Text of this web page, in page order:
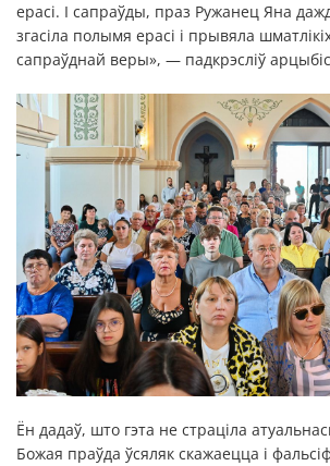
ерасі. І сапраўды, праз Ружанец Яна
згасіла полымя ерасі і прывяла
сапраўднай веры», — падкрэсліў
Ён дадаў, што гэта не страціла
Божая праўда ўсяляк скажаецца і